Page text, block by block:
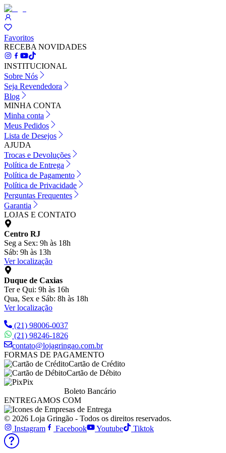
Favoritos
RECEBA NOVIDADES
INSTITUCIONAL
Sobre Nós
Seja Revendedora
Blog
MINHA CONTA
Minha conta
Meus Pedidos
Lista de Desejos
AJUDA
Trocas e Devoluções
Política de Entrega
Política de Pagamento
Política de Privacidade
Perguntas Frequentes
Garantia
LOJAS E CONTATO
Centro RJ
Seg a Sex: 9h às 18h
Sáb: 9h às 13h
Ver localização
Duque de Caxias
Ter e Qui: 9h às 16h
Qua, Sex e Sáb: 8h às 18h
Ver localização
(21) 98006-0037
(21) 98246-1826
contato@lojagringao.com.br
FORMAS DE PAGAMENTO
Cartão de Crédito
Cartão de Débito
Pix
Boleto Bancário
ENTREGAMOS COM
© 2026 Loja Gringão - Todos os direitos reservados.
Instagram
Facebook Youtube Tiktok